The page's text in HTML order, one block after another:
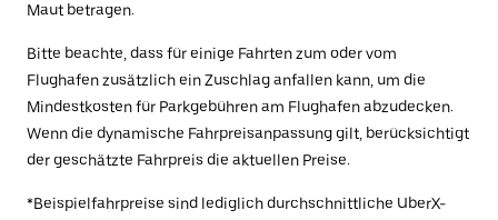
Maut betragen.
Bitte beachte, dass für einige Fahrten zum oder vom
Flughafen zusätzlich ein Zuschlag anfallen kann, um die
Mindestkosten für Parkgebühren am Flughafen abzudecken.
Wenn die dynamische Fahrpreisanpassung gilt, berücksichtigt
der geschätzte Fahrpreis die aktuellen Preise.
*Beispielfahrpreise sind lediglich durchschnittliche UberX-